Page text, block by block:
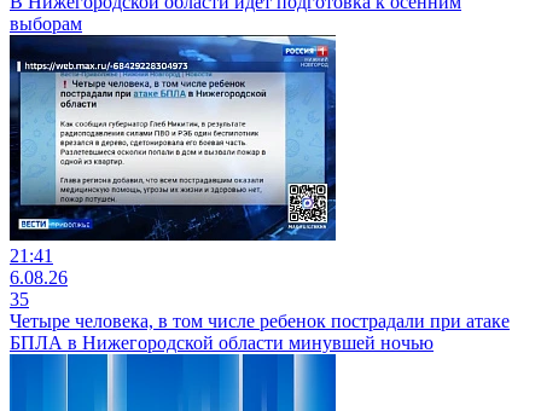
выборам
21:41
6.08.26
35
Четыре человека, в том числе ребенок пострадали при атаке
БПЛА в Нижегородской области минувшей ночью